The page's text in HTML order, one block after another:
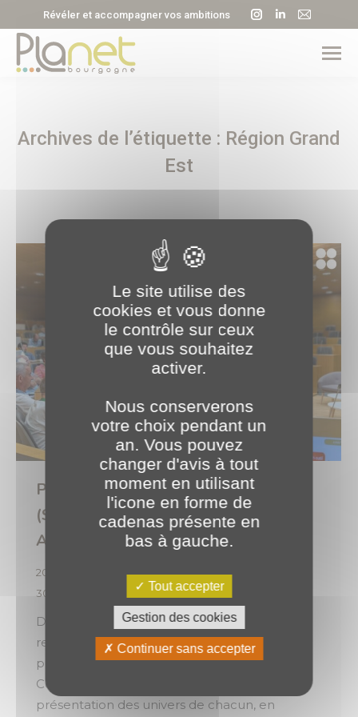
Révéler et accompagner vos ambitions
La
page
Instagram
nouvelle
La
page
LinkedIn
nouvelle
La
page
E-
une
Archives de l’étiquette : Région Grand
Est
PLANET au congrès du SNPAR
(Syndicat National de la Presse
Agricole et Rurale) ! 🦢
2026 Évènements,Expertises Paro.brotel
30 juin 2026
Deux journées rythmées par le partage, les
rencontres et des échanges enrichissants,
portées par une belle dynamique collective.
Cette édition 2026 a débuté par une
présentation des univers de chacun, en
Le site utilise des
cookies et vous donne
le contrôle sur ceux
que vous souhaitez
activer.
Nous conserverons
votre choix pendant un
an. Vous pouvez
changer d'avis à tout
moment en utilisant
l'icone en forme de
cadenas présente en
bas à gauche.
Tout accepter
Gestion des cookies
Continuer sans accepter